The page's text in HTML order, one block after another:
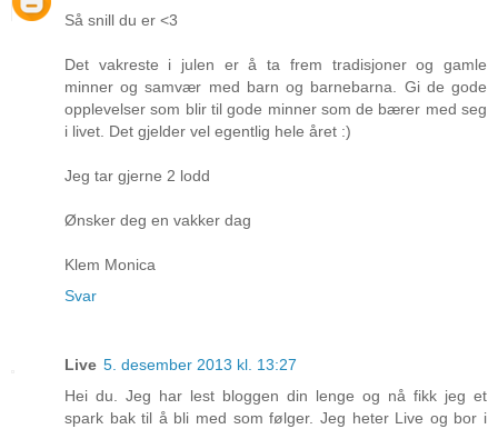
Så snill du er <3
Det vakreste i julen er å ta frem tradisjoner og gamle
minner og samvær med barn og barnebarna. Gi de gode
opplevelser som blir til gode minner som de bærer med seg
i livet. Det gjelder vel egentlig hele året :)
Jeg tar gjerne 2 lodd
Ønsker deg en vakker dag
Klem Monica
Svar
Live 5. desember 2013 kl. 13:27
Hei du. Jeg har lest bloggen din lenge og nå fikk jeg et
spark bak til å bli med som følger. Jeg heter Live og bor i